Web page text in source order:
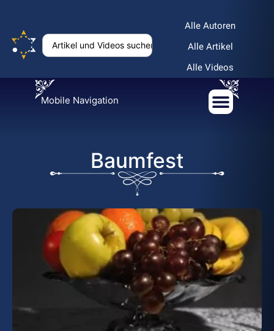
Alle Autoren
Alle Artikel
Alle Videos
Mobile Navigation
Baumfest